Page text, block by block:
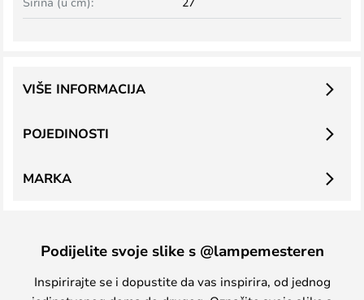
POJEDINOSTI
VIŠE INFORMACIJA
MARKA
Podijelite svoje slike s @lampemesteren
Inspirirajte se i dopustite da vas inspirira, od jednog